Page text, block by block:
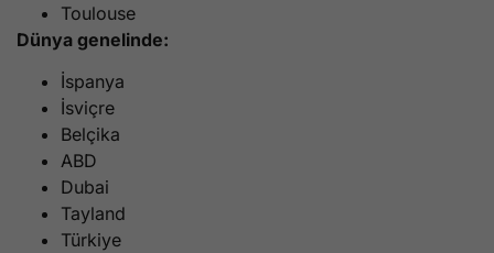
Toulouse
Dünya genelinde:
İspanya
İsviçre
Belçika
ABD
Dubai
Tayland
Türkiye